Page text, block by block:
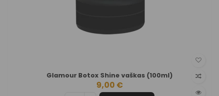
Glamour Botox Shine vaškas (100ml)
9,00 €